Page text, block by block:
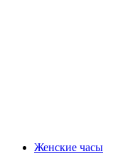
Женские часы